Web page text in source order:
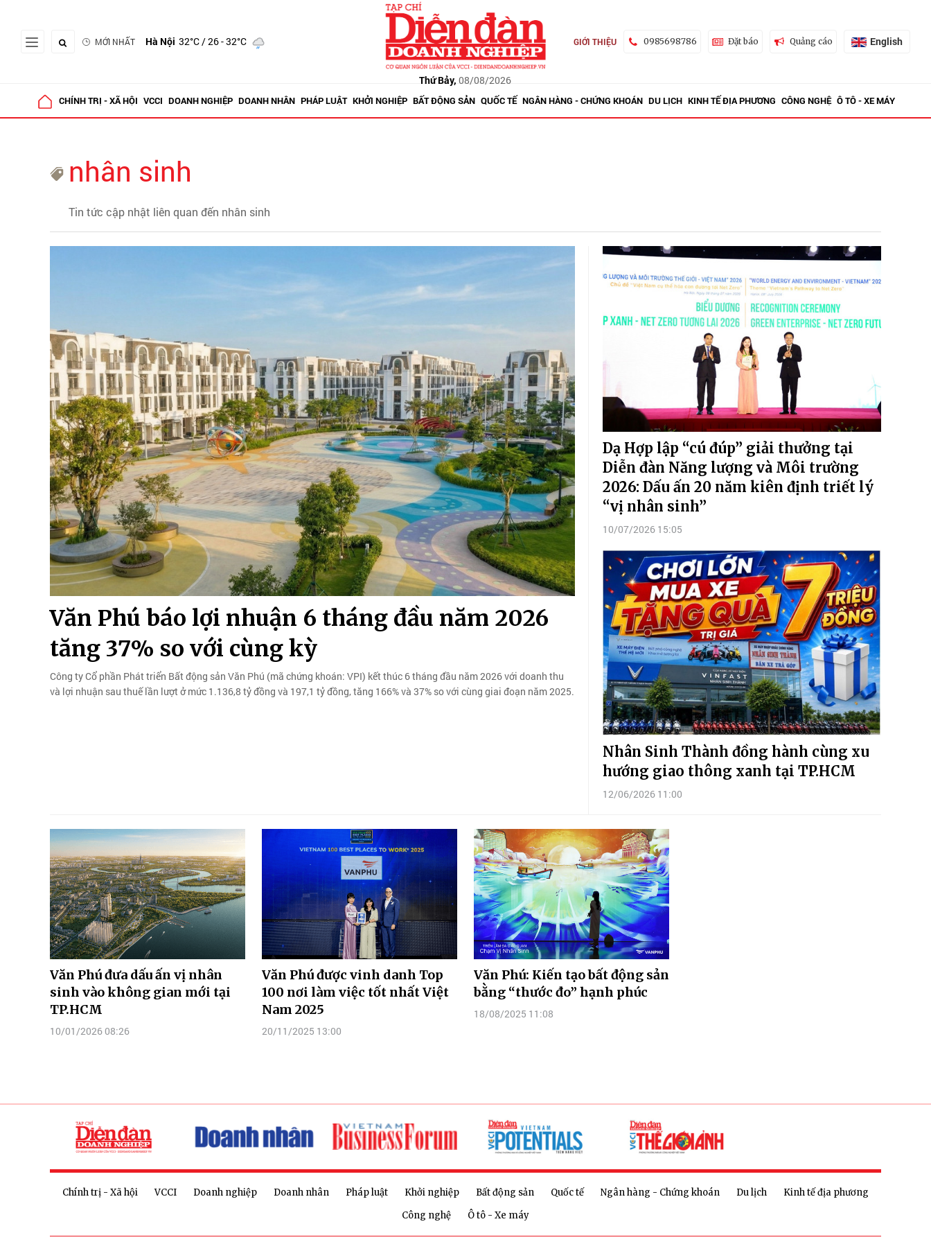
MỚI NHẤT Hà Nội 32°C/ 26 - 32°C
Thứ Bảy, 08/08/2026
GIỚI THIỆU 0985698786 Đặt báo Quảng cáo English
CHÍNH TRỊ - XÃ HỘI VCCI DOANH NGHIỆP DOANH NHÂN PHÁP LUẬT KHỞI NGHIỆP BẤT ĐỘNG SẢN QUỐC TẾ NGÂN HÀNG - CHỨNG KHOÁN DU LỊCH KINH TẾ ĐỊA PHƯƠNG CÔNG NGHỆ Ô TÔ - XE MÁY
nhân sinh
Tin tức cập nhật liên quan đến nhân sinh
Văn Phú báo lợi nhuận 6 tháng đầu năm 2026
tăng 37% so với cùng kỳ
Công ty Cổ phần Phát triển Bất động sản Văn Phú (mã chứng khoán: VPI) kết thúc 6 tháng đầu năm 2026 với doanh thu
và lợi nhuận sau thuế lần lượt ở mức 1.136,8 tỷ đồng và 197,1 tỷ đồng, tăng 166% và 37% so với cùng giai đoạn năm 2025.
Dạ Hợp lập “cú đúp” giải thưởng tại
Diễn đàn Năng lượng và Môi trường
2026: Dấu ấn 20 năm kiên định triết lý
“vị nhân sinh”
10/07/2026 15:05
Nhân Sinh Thành đồng hành cùng xu
hướng giao thông xanh tại TP.HCM
12/06/2026 11:00
Văn Phú đưa dấu ấn vị nhân
sinh vào không gian mới tại
TP.HCM
10/01/2026 08:26
Văn Phú được vinh danh Top
100 nơi làm việc tốt nhất Việt
Nam 2025
20/11/2025 13:00
Văn Phú: Kiến tạo bất động sản
bằng “thước đo” hạnh phúc
18/08/2025 11:08
Chính trị - Xã hội VCCI Doanh nghiệp Doanh nhân Pháp luật Khởi nghiệp Bất động sản Quốc tế Ngân hàng - Chứng khoán Du lịch
Kinh tế địa phương
Công nghệ
Ô tô - Xe máy